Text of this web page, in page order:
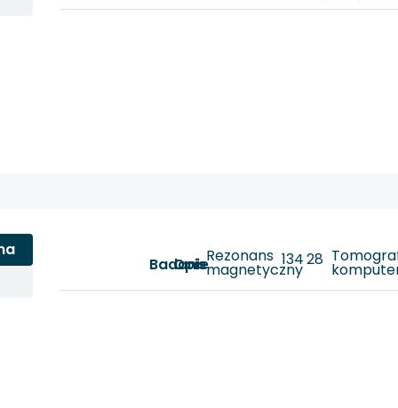
Badanie
OpisRezonans
magnetyczny
13428